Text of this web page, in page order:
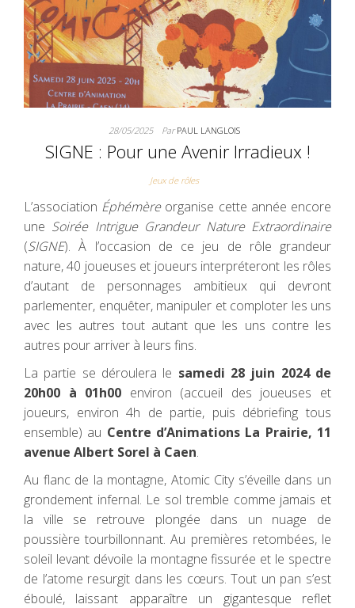
28/05/2025 ParPAUL LANGLOIS
SIGNE : Pour une Avenir Irradieux !
Jeux de rôles
L’association Éphémèreorganise cette année encore
une Soirée Intrigue Grandeur Nature Extraordinaire
(SIGNE). À l’occasion de ce jeu de rôle grandeur
nature, 40 joueuses et joueurs interpréteront les rôles
d’autant de personnages ambitieux qui devront
parlementer, enquêter, manipuler et comploter les uns
avec les autres tout autant que les uns contre les
autres pour arriver à leurs fins.
La partie se déroulera le samedi 28 juin 2024 de
20h00 à 01h00 environ (accueil des joueuses et
joueurs, environ 4h de partie, puis débriefing tous
ensemble) au Centre d’Animations La Prairie, 11
avenue Albert Sorel à Caen.
Au flanc de la montagne, Atomic City s’éveille dans un
grondement infernal. Le sol tremble comme jamais et
la ville se retrouve plongée dans un nuage de
poussière tourbillonnant. Au premières retombées, le
soleil levant dévoile la montagne fissurée et le spectre
de l’atome resurgit dans les cœurs. Tout un pan s’est
éboulé, laissant apparaître un gigantesque reflet